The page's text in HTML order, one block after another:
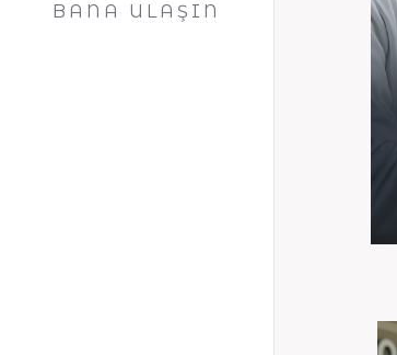
BANA ULAŞIN